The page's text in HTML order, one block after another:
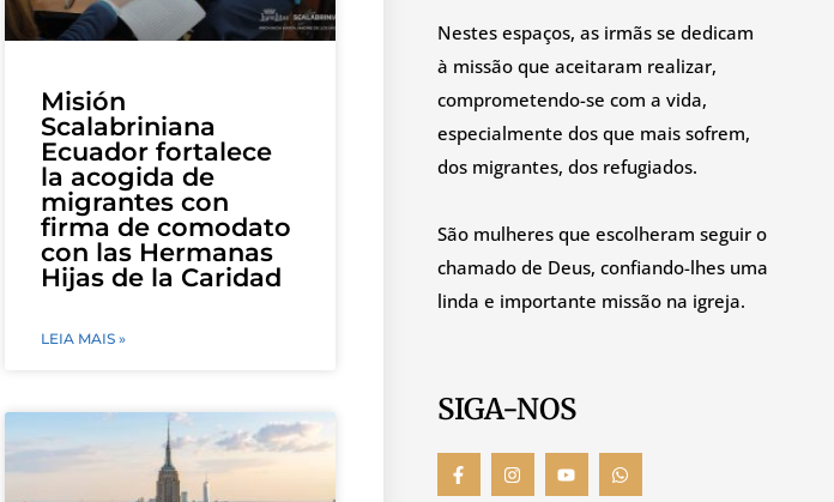
Misión
Scalabriniana
Ecuador fortalece
la acogida de
migrantes con
firma de comodato
con las Hermanas
Hijas de la Caridad
LEIA MAIS »
Nestes espaços, as irmãs se dedicam
à missão que aceitaram realizar,
comprometendo-se com a vida,
especialmente dos que mais sofrem,
dos migrantes, dos refugiados.
São mulheres que escolheram seguir o
chamado de Deus, confiando-lhes uma
linda e importante missão na igreja.
SIGA-NOS